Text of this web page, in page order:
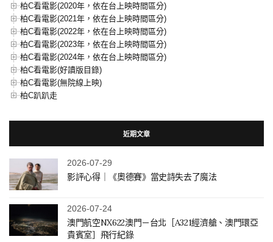
柏C看電影(2020年，依在台上映時間區分)
柏C看電影(2021年，依在台上映時間區分)
柏C看電影(2022年，依在台上映時間區分)
柏C看電影(2023年，依在台上映時間區分)
柏C看電影(2024年，依在台上映時間區分)
柏C看電影(好讀版目錄)
柏C看電影(無院線上映)
柏C趴趴走
近期文章
2026-07-29
影評心得｜《奧德賽》當史詩失去了魔法
2026-07-24
澳門航空NX622澳門－台北［A321經濟艙、澳門環亞
貴賓室］飛行紀錄